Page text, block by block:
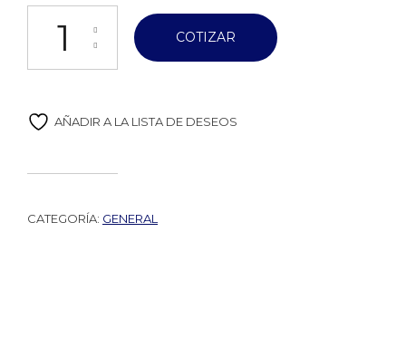
Skinny suit jacket cantidad
COTIZAR
AÑADIR A LA LISTA DE DESEOS
CATEGORÍA: GENERAL